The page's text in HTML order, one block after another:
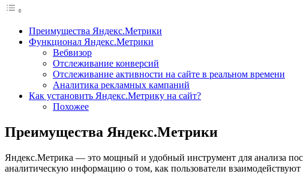
Преимущества Яндекс.Метрики
Функционал Яндекс.Метрики
Вебвизор
Отслеживание конверсий
Отслеживание активности на сайте в реальном времени
Аналитика рекламных кампаний
Как установить Яндекс.Метрику на сайт?
Похожее
Преимущества Яндекс.Метрики
Яндекс.Метрика — это мощный и удобный инструмент для анализа
аналитическую информацию о том, как пользователи